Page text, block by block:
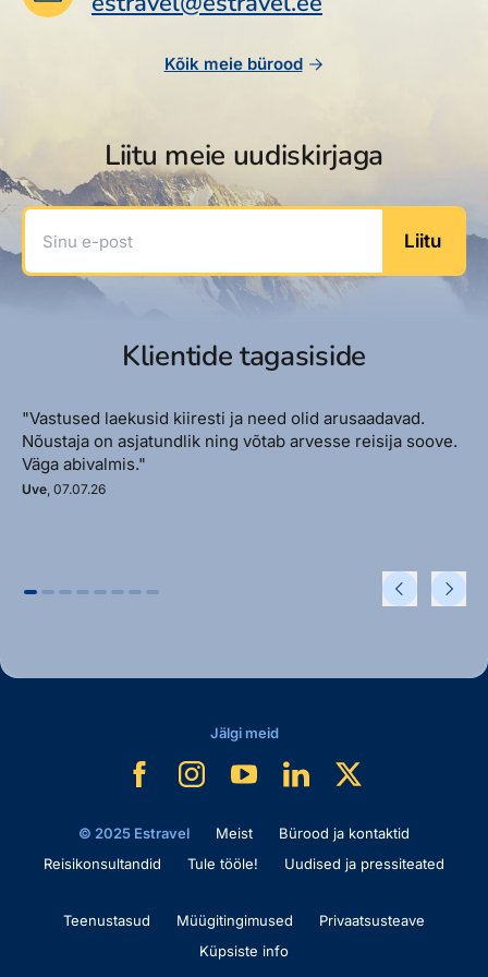
Reisitarvete e-pood
Kuldkaart
Platinum Club
Boonuspunktid
Meist
Kontaktid
Reisikonsultandi teenus
Tule tööle
Uudised
Kõik meie bürood
Liitu meie uudiskirjaga
Sinu e-post
Liitu
Klientide tagasiside
"Vastused laekusid kiiresti ja need olid arusaadavad.
Nõustaja on asjatundlik ning võtab arvesse reisija soove.
Väga abivalmis."
Uve, 07.07.26
© 2025 Estravel Meist
Bürood ja kontaktid
Reisikonsultandid
Tule tööle! Uudised ja pressiteated
Teenustasud Müügitingimused
Privaatsusteave
Küpsiste info
Jälgi meid